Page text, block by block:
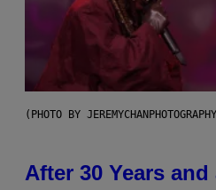
(PHOTO BY
After 30 Years